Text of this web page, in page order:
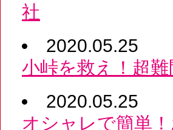
社
2020.05.25
小峠を救え！超
2020.05.25
オシャレで簡単